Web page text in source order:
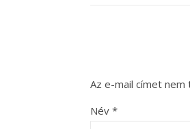
Az e-mail címet nem
Név *